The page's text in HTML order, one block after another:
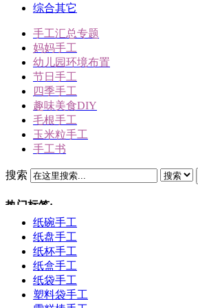
综合其它
手工汇总专题
妈妈手工
幼儿园环境布置
节日手工
四季手工
趣味美食DIY
毛根手工
玉米粒手工
手工书
搜索
热门标签:
三角插折纸
雪人
冬天手工
动物手工
圣诞节手工
纸碗手工
纸盘手工
纸杯手工
纸盒手工
纸袋手工
塑料袋手工